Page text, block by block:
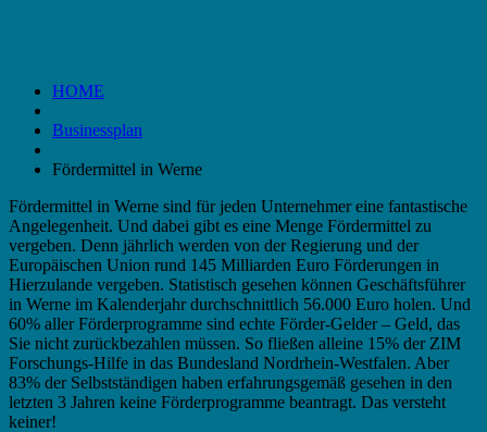
HOME
Businessplan
Fördermittel in Werne
Fördermittel in Werne sind für jeden Unternehmer eine fantastische
Angelegenheit. Und dabei gibt es eine Menge Fördermittel zu
vergeben. Denn jährlich werden von der Regierung und der
Europäischen Union rund 145 Milliarden Euro Förderungen in
Hierzulande vergeben. Statistisch gesehen können Geschäftsführer
in Werne im Kalenderjahr durchschnittlich 56.000 Euro holen. Und
60% aller Förderprogramme sind echte Förder-Gelder – Geld, das
Sie nicht zurückbezahlen müssen. So fließen alleine 15% der ZIM
Forschungs-Hilfe in das Bundesland Nordrhein-Westfalen. Aber
83% der Selbstständigen haben erfahrungsgemäß gesehen in den
letzten 3 Jahren keine Förderprogramme beantragt. Das versteht
keiner!